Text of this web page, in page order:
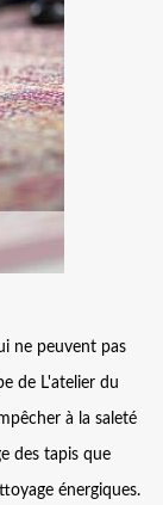
ne peuvent pas
de L'atelier du
à la saleté
des tapis que
énergiques.